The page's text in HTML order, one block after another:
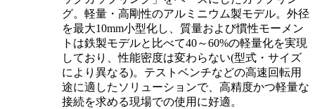
グ。軽量・高剛性のアルミニウム製モデル。外径
を最大10mm小型化し、質量および慣性モーメン
トは鉄製モデルと比べて40～60%の軽量化を実現
しており、性能密度は変わらない(型式・サイズ
により異なる)。テストベンチなどの高速回転用
途に適したソリューションで、高精度かつ軽量な
接続を求める現場での使用に好適。